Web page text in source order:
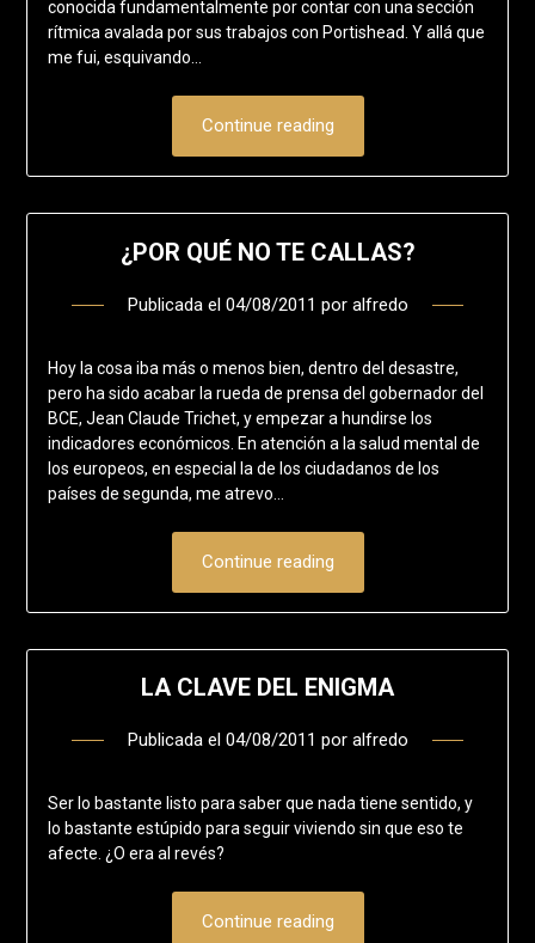
conocida fundamentalmente por contar con una sección
rítmica avalada por sus trabajos con Portishead. Y allá que
me fui, esquivando…
Continue reading
¿POR QUÉ NO TE CALLAS?
Publicada el 04/08/2011 por alfredo
Hoy la cosa iba más o menos bien, dentro del desastre,
pero ha sido acabar la rueda de prensa del gobernador del
BCE, Jean Claude Trichet, y empezar a hundirse los
indicadores económicos. En atención a la salud mental de
los europeos, en especial la de los ciudadanos de los
países de segunda, me atrevo…
Continue reading
LA CLAVE DEL ENIGMA
Publicada el 04/08/2011 por alfredo
Ser lo bastante listo para saber que nada tiene sentido, y
lo bastante estúpido para seguir viviendo sin que eso te
afecte. ¿O era al revés?
Continue reading